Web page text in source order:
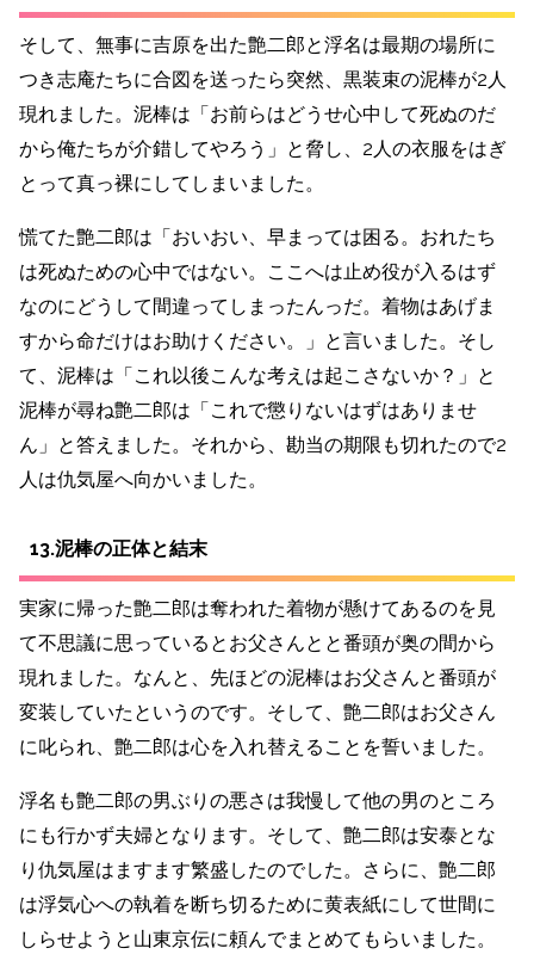
そして、無事に吉原を出た艶二郎と浮名は最期の場所に
つき志庵たちに合図を送ったら突然、黒装束の泥棒が2人
現れました。泥棒は「お前らはどうせ心中して死ぬのだ
から俺たちが介錯してやろう」と脅し、2人の衣服をはぎ
とって真っ裸にしてしまいました。
慌てた艶二郎は「おいおい、早まっては困る。おれたち
は死ぬための心中ではない。ここへは止め役が入るはず
なのにどうして間違ってしまったんっだ。着物はあげま
すから命だけはお助けください。」と言いました。そし
て、泥棒は「これ以後こんな考えは起こさないか？」と
泥棒が尋ね艶二郎は「これで懲りないはずはありませ
ん」と答えました。それから、勘当の期限も切れたので2
人は仇気屋へ向かいました。
13.泥棒の正体と結末
実家に帰った艶二郎は奪われた着物が懸けてあるのを見
て不思議に思っているとお父さんとと番頭が奥の間から
現れました。なんと、先ほどの泥棒はお父さんと番頭が
変装していたというのです。そして、艶二郎はお父さん
に叱られ、艶二郎は心を入れ替えることを誓いました。
浮名も艶二郎の男ぶりの悪さは我慢して他の男のところ
にも行かず夫婦となります。そして、艶二郎は安泰とな
り仇気屋はますます繁盛したのでした。さらに、艶二郎
は浮気心への執着を断ち切るために黄表紙にして世間に
しらせようと山東京伝に頼んでまとめてもらいました。